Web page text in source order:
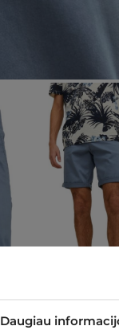
Daugiau